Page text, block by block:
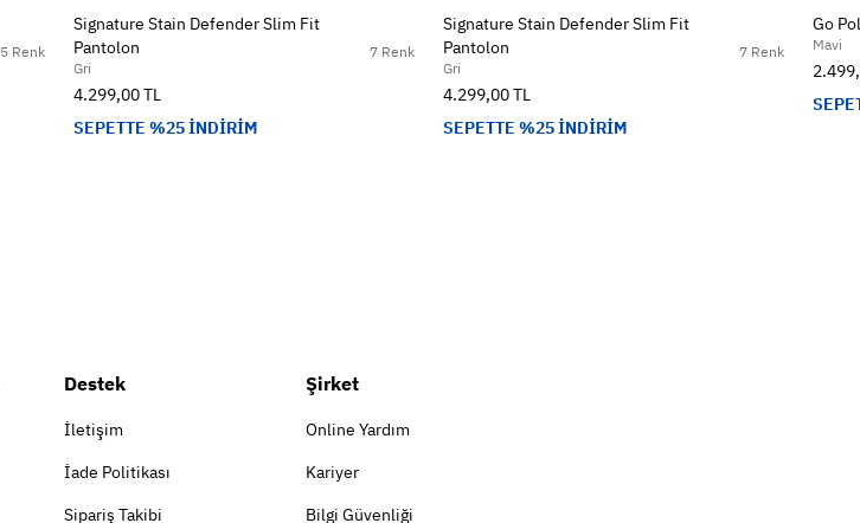
5 Renk 7 Renk
Signature Stain Defender Slim Fit
Pantolon
Gri
4.299,00 TL
SEPETTE %25 İNDİRİM
7 Renk
Signature Stain Defender Slim Fit
Pantolon
Gri
4.299,00 TL
SEPETTE %25 İNDİRİM
Go
Mavi
Destek
İletişim
İade Politikası
Sipariş Takibi
Şirket
Online Yardım
Kariyer
Bilgi Güvenliği